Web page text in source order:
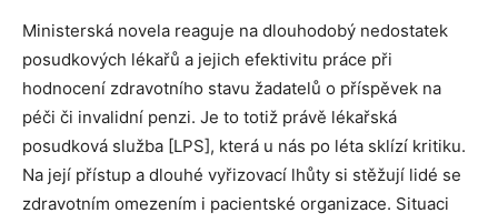
Ministerská novela reaguje na dlouhodobý nedostatek
posudkových lékařů a jejich efektivitu práce při
hodnocení zdravotního stavu žadatelů o příspěvek na
péči či invalidní penzi. Je to totiž právě lékařská
posudková služba [LPS], která u nás po léta sklízí kritiku.
Na její přístup a dlouhé vyřizovací lhůty si stěžují lidé se
zdravotním omezením i pacientské organizace. Situaci